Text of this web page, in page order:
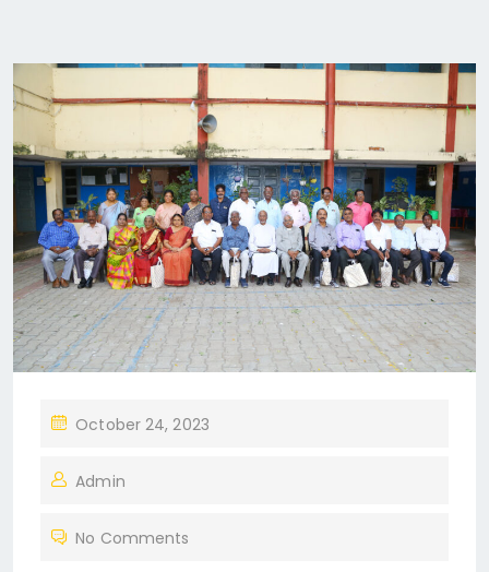
P
S
E
October 24, 2023
Admin
No Comments